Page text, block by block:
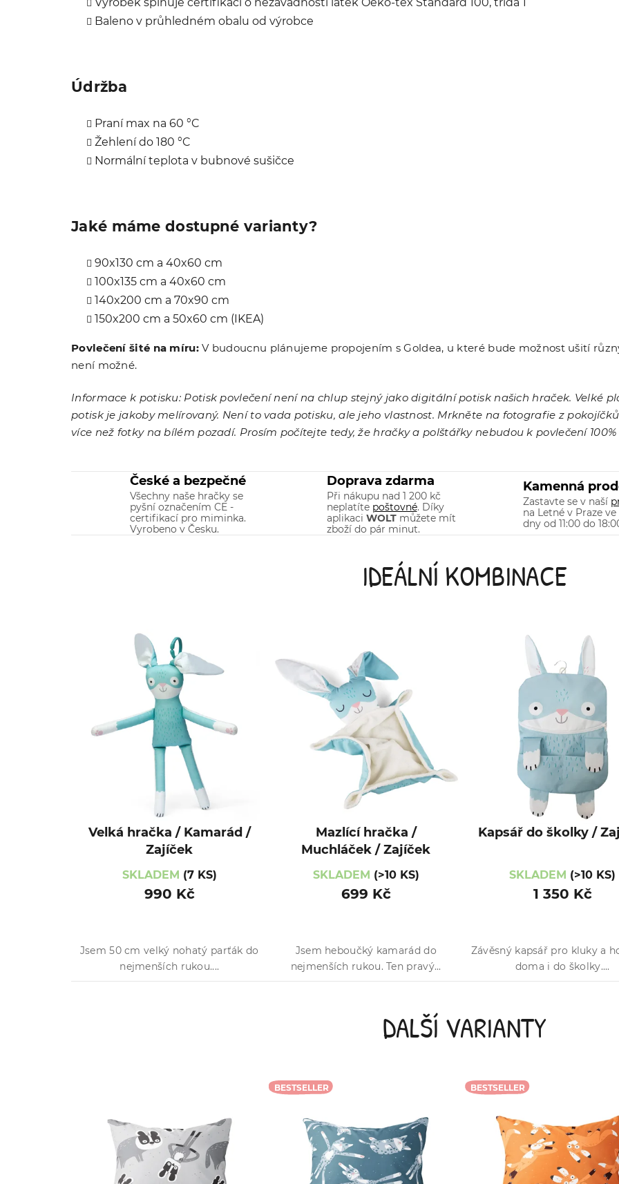
Baleno v průhledném obalu od výrobce
Údržba
Praní max na 60 °C
Žehlení do 180 °C
Normální teplota v bubnové sušičce
Jaké máme dostupné varianty?
90x130 cm a 40x60 cm
100x135 cm a 40x60 cm
140x200 cm a 70x90 cm
150x200 cm a 50x60 cm (IKEA)
Povlečení šité na míru:V budoucnu plánujeme propojením s Goldea, u které bude možnost ušití
není možné.
Informace k potisku: Potisk povlečení není na chlup stejný jako digitální potisk našich hraček. Velké
potisk je jakoby melírovaný. Není to vada potisku, ale jeho vlastnost. Mrkněte na fotografie z
více než fotky na bílém pozadí. Prosím počítejte tedy, že hračky a polštářky nebudou k povlečení 100%
České a bezpečné
Všechny naše hračky se
pyšní označením CE -
certifikací pro miminka.
Vyrobeno v Česku.
Doprava zdarma
Při nákupu nad 1 200 kč
neplatíte poštovné. Díky
aplikaci WOLTmůžete mít
zboží do pár minut.
Kamenná
Zastavte se v naší
na Letné v Praze
dny od 11:00 do
IDEÁLNÍ KOMBINACE
Velká hračka / Kamarád /
Zajíček
SKLADEM (7 KS)
990 Kč
Jsem 50 cm velký nohatý parťák do
nejmenších rukou....
Mazlící hračka /
Muchláček / Zajíček
SKLADEM (>10 KS)
699 Kč
Jsem heboučký kamarád do
nejmenších rukou. Ten pravý...
Kapsář do školky /
SKLADEM (>10 KS)
1 350 Kč
Závěsný kapsář pro kluky a
doma i do školky....
DALŠÍ VARIANTY
BESTSELLER BESTSELLER